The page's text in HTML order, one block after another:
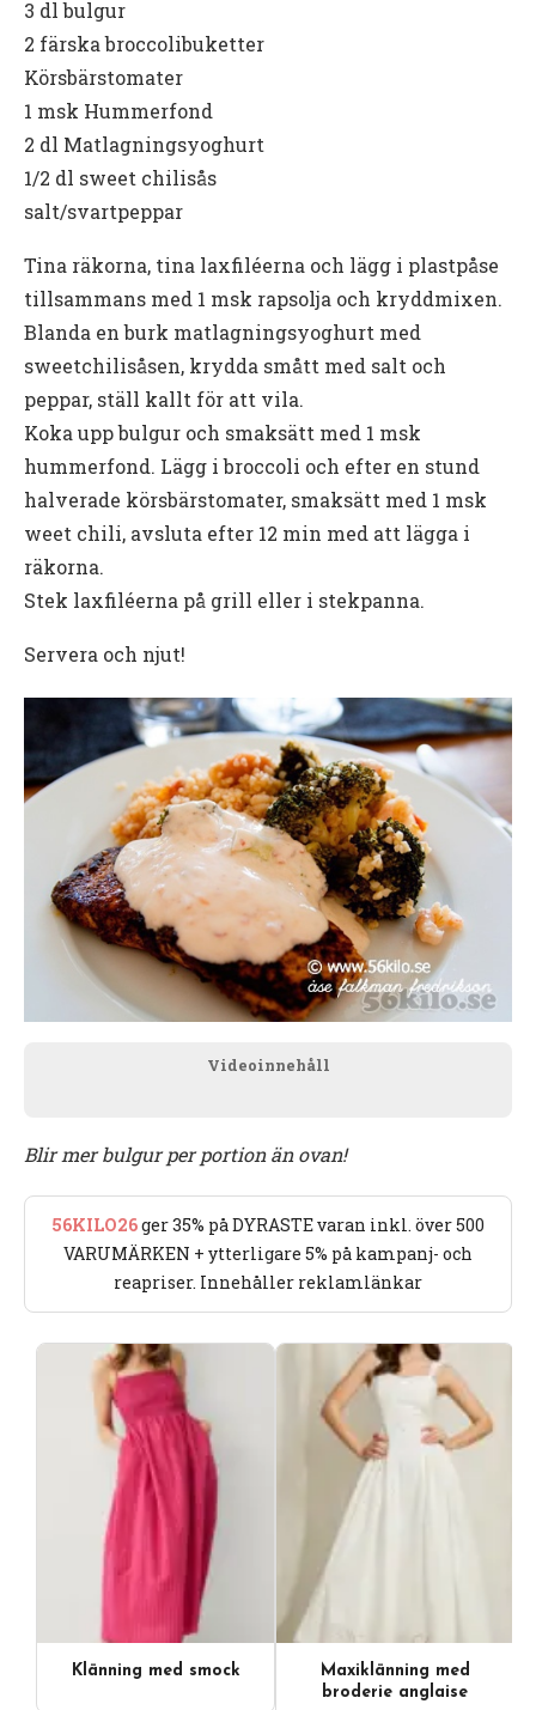
3 dl bulgur
2 färska broccolibuketter
Körsbärstomater
1 msk Hummerfond
2 dl Matlagningsyoghurt
1/2 dl sweet chilisås
salt/svartpeppar
Tina räkorna, tina laxfiléerna och lägg i plastpåse
tillsammans med 1 msk rapsolja och kryddmixen.
Blanda en burk matlagningsyoghurt med
sweetchilisåsen, krydda smått med salt och
peppar, ställ kallt för att vila.
Koka upp bulgur och smaksätt med 1 msk
hummerfond. Lägg i broccoli och efter en stund
halverade körsbärstomater, smaksätt med 1 msk
weet chili, avsluta efter 12 min med att lägga i
räkorna.
Stek laxfiléerna på grill eller i stekpanna.
Servera och njut!
Videoinnehåll
Blir mer bulgur per portion än ovan!
56KILO26ger 35% på DYRASTE varan inkl. över 500
VARUMÄRKEN + ytterligare 5% på kampanj- och
reapriser. Innehåller reklamlänkar
Klänning med smock
Maxiklänning med
broderie anglaise